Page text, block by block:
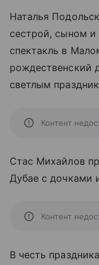
Наталья
сестрой, сыном и
спектакль в
рождественский
светлым
Контент
Стас Михайлов
Дубае с дочками
Контент
В честь